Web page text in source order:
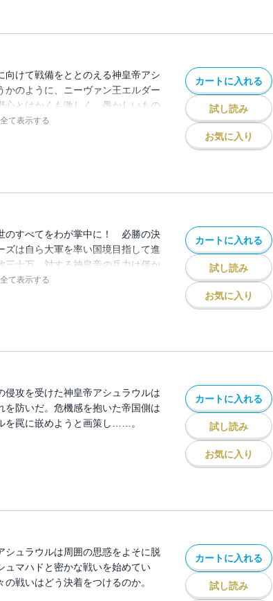
向けて戦備をととのえる神皇帝アシ
かのように、ニーヴァン王エルダー
心とはかくも激しく、愚かしいもの
アシュラウルは単身、陰謀渦巻く王
全て表示する
カートに入れる
試し読み
お気に入り
のすべてをわが掌中に！ 必勝の決
ズは自ら大軍を率い国境目指して進
三十万。対する神皇帝の兵力は僅か
を、アシュラウルはいかなる策をも
全て表示する
カートに入れる
試し読み
お気に入り
侵攻を受けた神皇帝アシュラウルは
を防いだ。危機感を抱いた帝国側は
を罠に嵌めようと画策し……。
カートに入れる
試し読み
お気に入り
シュラウルは周囲の思惑をよそに脱
ュマハドと密かな戦いを始めてい
戦いはどう決着をつけるのか。
カートに入れる
試し読み